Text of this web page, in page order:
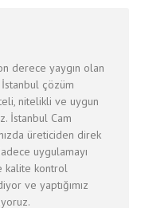
derece yaygın olan
çözüm
nitelikli ve uygun
İstanbul Cam
üreticiden direk
uygulamayı
kalite kontrol
ve yaptığımız